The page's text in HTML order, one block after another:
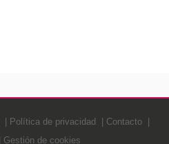
Política de privacidad
Contacto
Gestión de cookies